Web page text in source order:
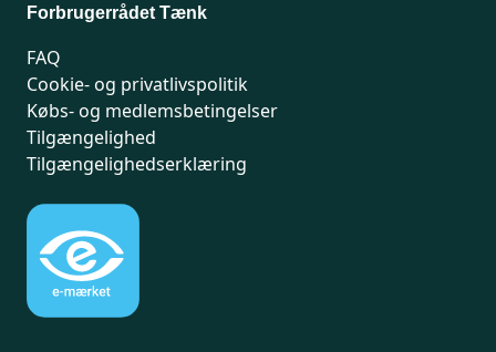
Forbrugerrådet Tænk
FAQ
Cookie- og privatlivspolitik
Købs- og medlemsbetingelser
Tilgængelighed
Tilgængelighedserklæring